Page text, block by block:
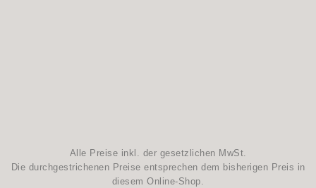
Alle Preise inkl. der gesetzlichen MwSt.
Die durchgestrichenen Preise entsprechen dem bisherigen Preis in
diesem Online-Shop.